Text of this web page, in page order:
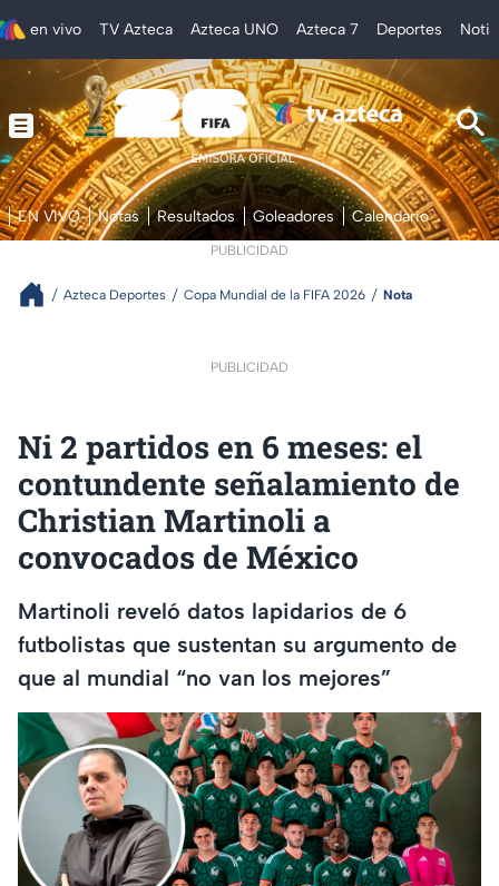
en vivo TV Azteca Azteca UNO Azteca 7 Deportes
EN VIVO Notas Resultados Goleadores Calendario
PUBLICIDAD
Azteca Deportes Copa Mundial de la FIFA 2026 Nota
PUBLICIDAD
Ni 2 partidos en 6 meses: el
contundente señalamiento de
Christian Martinoli a
convocados de México
Martinoli reveló datos lapidarios de 6
futbolistas que sustentan su argumento de
que al mundial “no van los mejores”